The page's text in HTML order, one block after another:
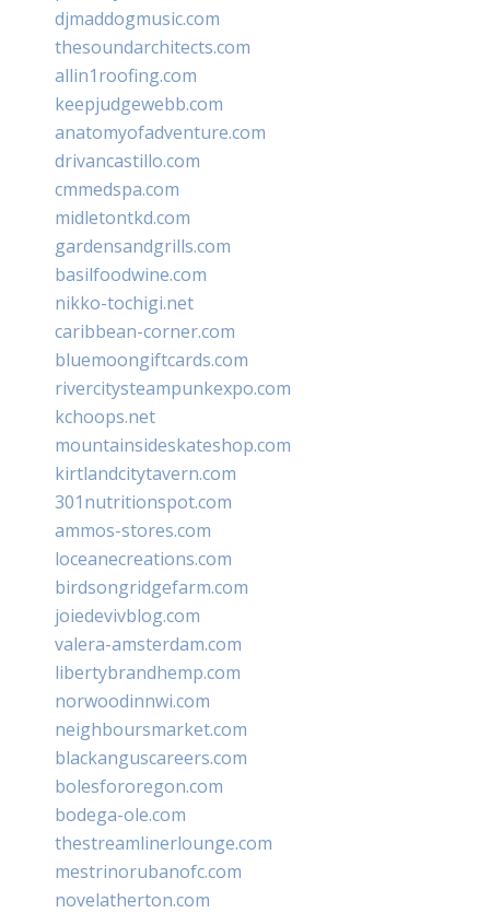
djmaddogmusic.com
thesoundarchitects.com
allin1roofing.com
keepjudgewebb.com
anatomyofadventure.com
drivancastillo.com
cmmedspa.com
midletontkd.com
gardensandgrills.com
basilfoodwine.com
nikko-tochigi.net
caribbean-corner.com
bluemoongiftcards.com
rivercitysteampunkexpo.com
kchoops.net
mountainsideskateshop.com
kirtlandcitytavern.com
301nutritionspot.com
ammos-stores.com
loceanecreations.com
birdsongridgefarm.com
joiedevivblog.com
valera-amsterdam.com
libertybrandhemp.com
norwoodinnwi.com
neighboursmarket.com
blackanguscareers.com
bolesfororegon.com
bodega-ole.com
thestreamlinerlounge.com
mestrinorubanofc.com
novelatherton.com